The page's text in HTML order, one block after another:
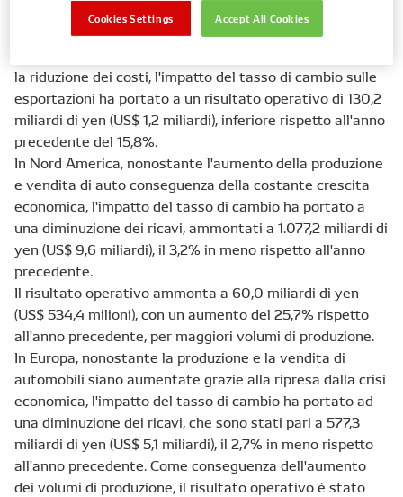
2.686,0 miliardi di yen (US$ 23,9 miliardi), con un
aumento dell'1,5% rispetto all'anno precedente.
la riduzione dei costi, l'impatto del tasso di cambio sulle
esportazioni ha portato a un risultato operativo di 130,2
miliardi di yen (US$ 1,2 miliardi), inferiore rispetto all'anno
precedente del 15,8%.
In Nord America, nonostante l'aumento della produzione
e vendita di auto conseguenza della costante crescita
economica, l'impatto del tasso di cambio ha portato a
una diminuzione dei ricavi, ammontati a 1.077,2 miliardi di
yen (US$9,6 miliardi),il 3,2% in menorispetto all'anno
precedente.
Il risultato operativoammonta a 60,0 miliardi di yen
(US$534,4 milioni),con un aumento del 25,7% rispetto
all'annoprecedente, per maggiori volumi di produzione.
In Europa, nonostante la produzione e la vendita di
automobili sianoaumentate grazie alla ripresa dalla crisi
economica,l'impatto del tasso di cambio ha portato ad
una diminuzione dei ricavi, che sono stati pari a 577,3
miliardi di yen (US$ 5,1 miliardi),il 2,7% in menorispetto
all'anno precedente.Come conseguenza dell'aumento
dei volumi di produzione, il risultato operativo è stato
Accept All Cookies
Cookies Settings